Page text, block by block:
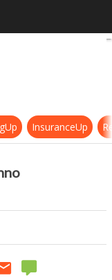
gli Agnelli si fanno
InsuranceUp